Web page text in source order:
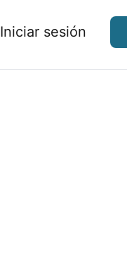
Iniciar sesión